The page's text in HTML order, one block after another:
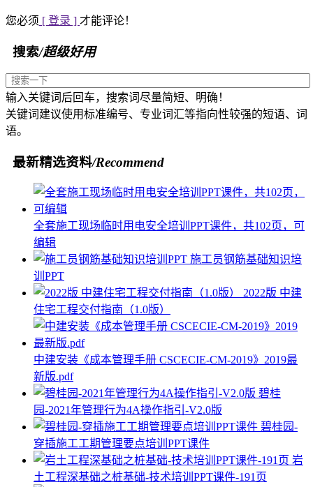
您必须 [ 登录 ] 才能评论！
搜索/超级好用
输入关键词后回车，搜索词尽量简短、明确！
关键词建议使用标准编号、专业词汇等指向性较强的短语、词
语。
最新精选资料/Recommend
全套施工现场临时用电安全培训PPT课件，共102页，可
编辑
施工员钢筋基础知识培
训PPT
2022版 中建
住宅工程交付指南（1.0版）
中建安装《成本管理手册 CSCECIE-CM-2019》2019最
新版.pdf
碧桂
园-2021年管理行为4A操作指引-V2.0版
碧桂园-
穿插施工工期管理要点培训PPT课件
岩
土工程深基础之桩基础-技术培训PPT课件-191页